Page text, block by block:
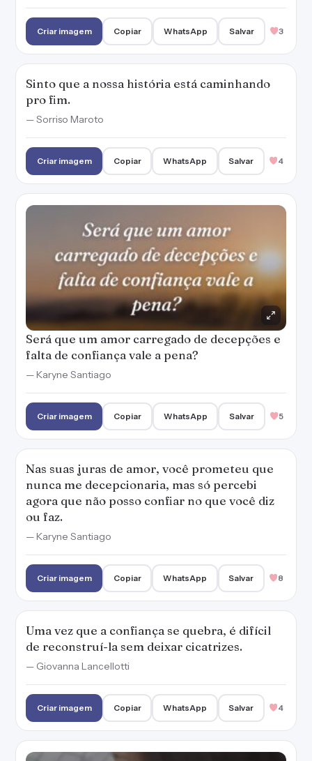
Criar imagem Copiar WhatsApp Salvar 3
Sinto que a nossa história está caminhando
pro fim.
— Sorriso Maroto
Criar imagem Copiar WhatsApp Salvar 4
Será que um amor carregado de decepções e
falta de confiança vale a pena?
— Karyne Santiago
Criar imagem Copiar WhatsApp Salvar 5
Nas suas juras de amor, você prometeu que
nunca me decepcionaria, mas só percebi
agora que não posso confiar no que você diz
ou faz.
— Karyne Santiago
Criar imagem Copiar WhatsApp Salvar 8
Uma vez que a confiança se quebra, é difícil
de reconstruí-la sem deixar cicatrizes.
— Giovanna Lancellotti
Criar imagem Copiar WhatsApp Salvar 4